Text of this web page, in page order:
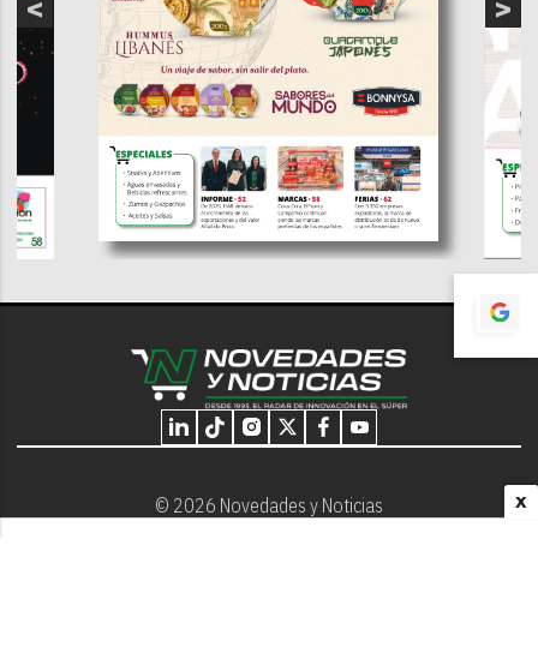
X
© 2026 Novedades y Noticias